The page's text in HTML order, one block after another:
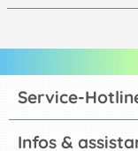
Service-
Infos &